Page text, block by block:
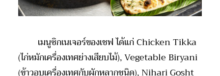
เมนูซิกเนเจอร์ของเชฟ ได้แก่Chicken Tikka
(ไก่หมักเครื่องเทศย่างเสียบไม้), Vegetable Biryani
(ข้าวอบเครื่องเทศกับผักหลากชนิด), Nihari Gosht